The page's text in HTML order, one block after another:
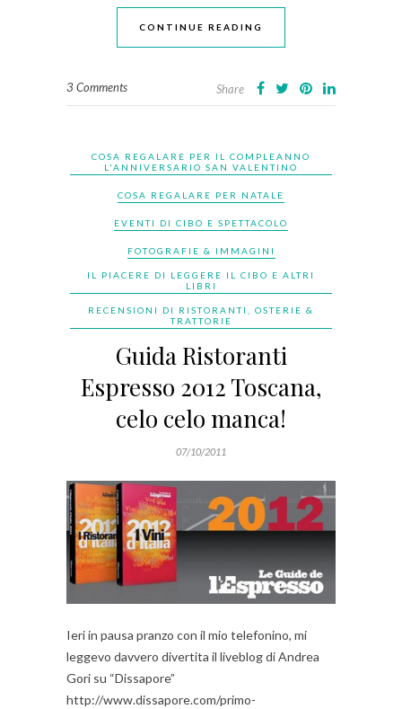
CONTINUE READING
3 Comments Share
COSA REGALARE PER IL COMPLEANNO
L'ANNIVERSARIO SAN VALENTINO
COSA REGALARE PER NATALE
EVENTI DI CIBO E SPETTACOLO
FOTOGRAFIE & IMMAGINI
IL PIACERE DI LEGGERE IL CIBO E ALTRI
LIBRI
RECENSIONI DI RISTORANTI, OSTERIE &
TRATTORIE
Guida Ristoranti
Espresso 2012 Toscana,
celo celo manca!
07/10/2011
Ieri in pausa pranzo con il mio telefonino, mi
leggevo davvero divertita il liveblog di Andrea
Gori su “Dissapore”
http://www.dissapore.com/primo-